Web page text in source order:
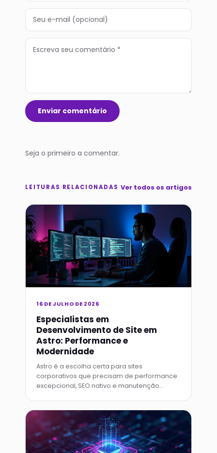
Enviar comentário
Seja o primeiro a comentar.
LEITURAS RELACIONADAS Ver todos os artigos
16 DE JULHO DE 2026
Especialistas em
Desenvolvimento de Site em
Astro: Performance e
Modernidade
Astro é a escolha certa para sites
corporativos que precisam de performance
excepcional, SEO nativo e manutenção